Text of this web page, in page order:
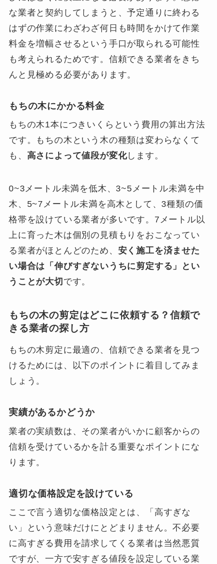
な業者と契約してしまうと、予定通りに終わる
はずの作業にわざわざ何日も時間をかけて作業
料金を増幅させるという手口が取られる可能性
も考えられるためです。信頼できる業者をきち
んと見極める必要があります。
もちの木にかかる料金
もちの木1本につきいくらという費用の算出方法
です。もちの木という木の種類は変わらなくて
も、 高さによって値段が変化します。
0~3メートル未満を低木、3~5メートル未満を中
木、5~7メートル未満を高木として、3種類の価
格帯を設けている業者が多いです。7メートル以
上に育った木は個別の見積もりをおこなってい
る業者がほとんどのため、 安く施工を済ませた
い場合は「伸びすぎないうちに剪定する」とい
うことが大切 です。
もちの木の剪定はどこに依頼する？信頼で
きる業者の探し方
もちの木剪定に最適の、信頼できる業者を見つ
けるためには、以下のポイントに着目してみま
しょう。
実績があるかどうか
業者の実績数は、その業者がいかに顧客からの
信頼を受けているかを計る重要なポイントにな
ります。
適切な価格設定を設けている
ここで言う適切な価格設定とは、「高すぎな
い」という意味だけにとどまりません。不必要
に高すぎる費用を請求してくる業者は当然悪質
ですが、一方で安すぎる値段を設定している業